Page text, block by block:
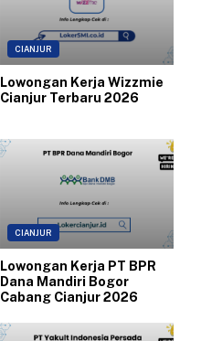
CIANJUR
Lowongan Kerja Wizzmie
Cianjur Terbaru 2026
CIANJUR
Lowongan Kerja PT BPR
Dana Mandiri Bogor
Cabang Cianjur 2026